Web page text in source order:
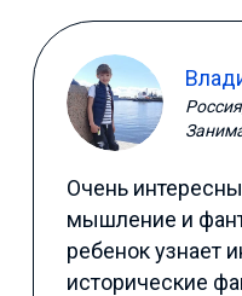
Очень
мышление и
ребенок узнает
исторические